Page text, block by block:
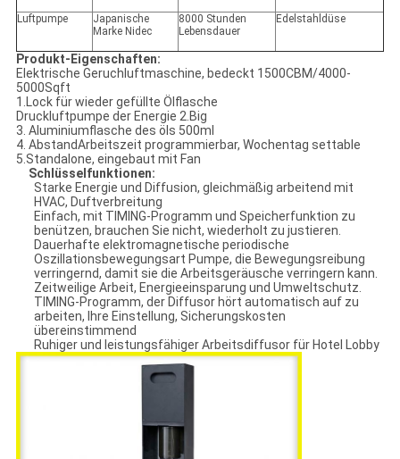
Luftpumpe
Japanische
Marke Nidec
8000 Stunden
Lebensdauer
Edelstahldüse
Produkt-Eigenschaften:
Elektrische Geruchluftmaschine, bedeckt 1500CBM/4000-
5000Sqft
1.Lock für wieder gefüllte Ölflasche
Druckluftpumpe der Energie 2.Big
3. Aluminiumflasche des öls 500ml
4. AbstandArbeitszeit programmierbar, Wochentag settable
5.Standalone, eingebaut mit Fan
Schlüsselfunktionen:
Starke Energie und Diffusion, gleichmäßig arbeitend mit
HVAC, Duftverbreitung
Einfach, mit TIMING-Programm und Speicherfunktion zu
benützen, brauchen Sie nicht, wiederholt zu justieren.
Dauerhafte elektromagnetische periodische
Oszillationsbewegungsart Pumpe, die Bewegungsreibung
verringernd, damit sie die Arbeitsgeräusche verringern kann.
Zeitweilige Arbeit, Energieeinsparung und Umweltschutz.
TIMING-Programm, der Diffusor hört automatisch auf zu
arbeiten, Ihre Einstellung, Sicherungskosten
übereinstimmend
Ruhiger und leistungsfähiger Arbeitsdiffusor für Hotel Lobby